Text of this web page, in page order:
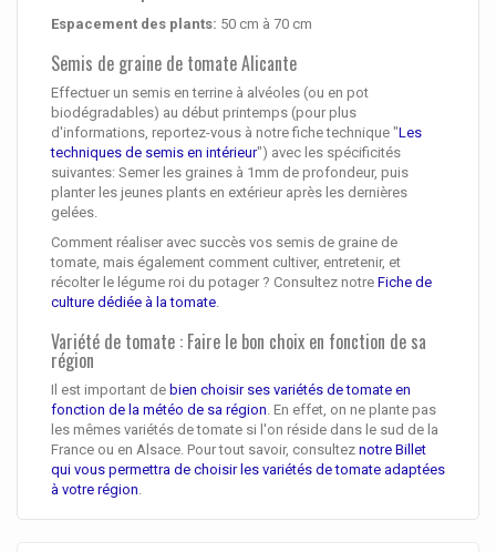
Espacement des plants: 50 cm à 70 cm
Semis de graine de tomate Alicante
Effectuer un semis en terrine à alvéoles (ou en pot
biodégradables) au début printemps (pour plus
d'informations, reportez-vous à notre fiche technique "Les
techniques de semis en intérieur") avec les spécificités
suivantes: Semer les graines à 1mm de profondeur, puis
planter les jeunes plants en extérieur après les dernières
gelées.
Comment réaliser avec succès vos semis de graine de
tomate, mais également comment cultiver, entretenir, et
récolter le légume roi du potager ? Consultez notre Fiche de
culture dédiée à la tomate.
Variété de tomate : Faire le bon choix en fonction de sa
région
Il est important de bien choisir ses variétés de tomate en
fonction de la météo de sa région. En effet, on ne plante pas
les mêmes variétés de tomate si l'on réside dans le sud de la
France ou en Alsace. Pour tout savoir, consultez notre Billet
qui vous permettra de choisir les variétés de tomate adaptées
à votre région.